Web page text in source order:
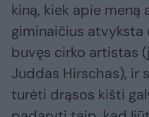
kiną, kiek apie meną
giminaičius atvyksta
buvęs cirko artistas
Juddas Hirschas), ir
turėti drąsos kišti